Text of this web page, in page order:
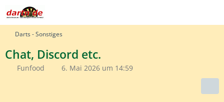
Darts - Sonstiges
Chat, Discord etc.
Funfood 6. Mai 2026 um 14:59